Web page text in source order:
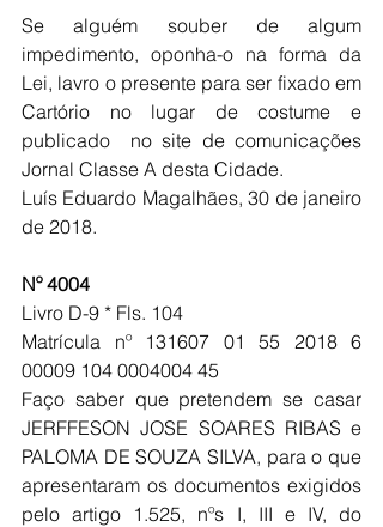
Se alguém souber de algum
impedimento, oponha-o na forma da
Lei, lavro o presente para ser fixado em
Cartório no lugar de costume e
publicado  no site de comunicações
Jornal Classe A desta Cidade.
Luís Eduardo Magalhães, 30 de janeiro
de 2018.
Nº 4004
Livro D-9 * Fls. 104
Matrícula nº 131607 01 55 2018 6
00009 104 0004004 45
Faço saber que pretendem se casar
JERFFESON JOSE SOARES RIBAS e
PALOMA DE SOUZA SILVA, para o que
apresentaram os documentos exigidos
pelo artigo 1.525, nºs I, III e IV, do